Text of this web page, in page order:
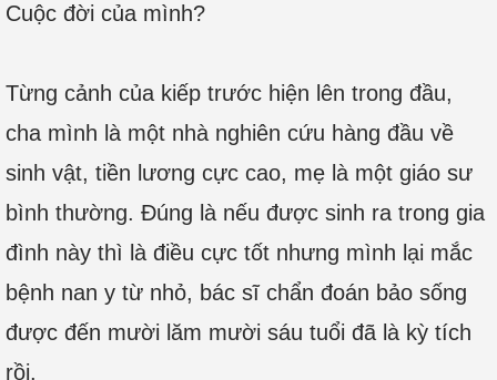
Cuộc đời của mình?
Từng cảnh của kiếp trước hiện lên trong đầu,
cha mình là một nhà nghiên cứu hàng đầu về
sinh vật, tiền lương cực cao, mẹ là một giáo sư
bình thường. Đúng là nếu được sinh ra trong gia
đình này thì là điều cực tốt nhưng mình lại mắc
bệnh nan y từ nhỏ, bác sĩ chẩn đoán bảo sống
được đến mười lăm mười sáu tuổi đã là kỳ tích
rồi.